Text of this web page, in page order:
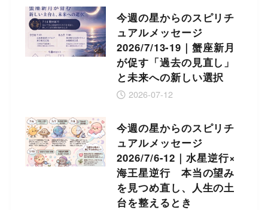
今週の星からのスピリチ
ュアルメッセージ
2026/7/13-19｜蟹座新月
が促す「過去の見直し」
と未来への新しい選択
2026-07-12
今週の星からのスピリチ
ュアルメッセージ
2026/7/6-12｜水星逆行×
海王星逆行 本当の望み
を見つめ直し、人生の土
台を整えるとき